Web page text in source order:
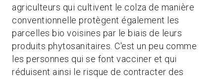
agriculteurs qui cultivent le colza de manière
conventionnelle protègent également les
parcelles bio voisines par le biais de leurs
produits phytosanitaires. C'est un peu comme
les personnes qui se font vacciner et qui
réduisent ainsi le risque de contracter des